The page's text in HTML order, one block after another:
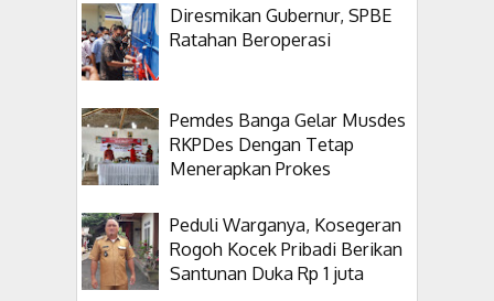
Diresmikan Gubernur, SPBE
Ratahan Beroperasi
Pemdes Banga Gelar Musdes
RKPDes Dengan Tetap
Menerapkan Prokes
Peduli Warganya, Kosegeran
Rogoh Kocek Pribadi Berikan
Santunan Duka Rp 1 juta